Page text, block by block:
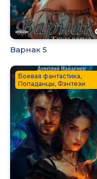
Варнак 5
Боевая фантастика,
Попаданцы, Фэнтези